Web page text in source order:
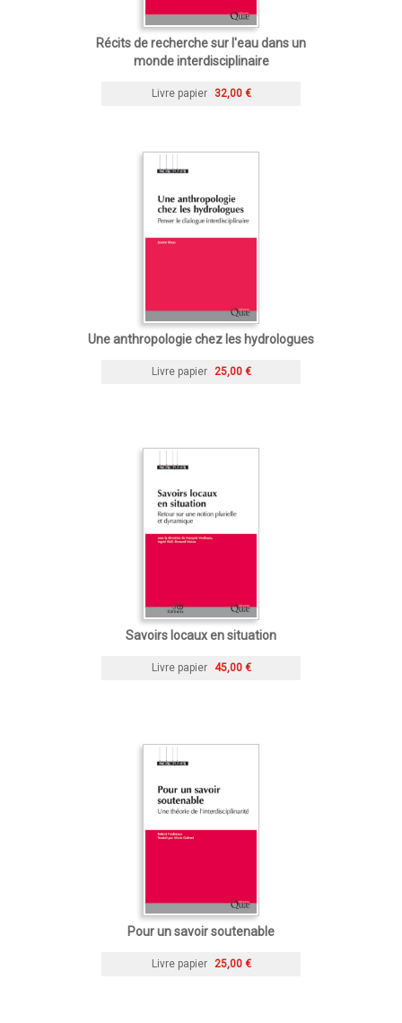
Récits de recherche sur l'eau dans un
monde interdisciplinaire
Livre papier 32,00 €
Une anthropologie chez les hydrologues
Livre papier 25,00 €
Savoirs locaux en situation
Livre papier 45,00 €
Pour un savoir soutenable
Livre papier 25,00 €